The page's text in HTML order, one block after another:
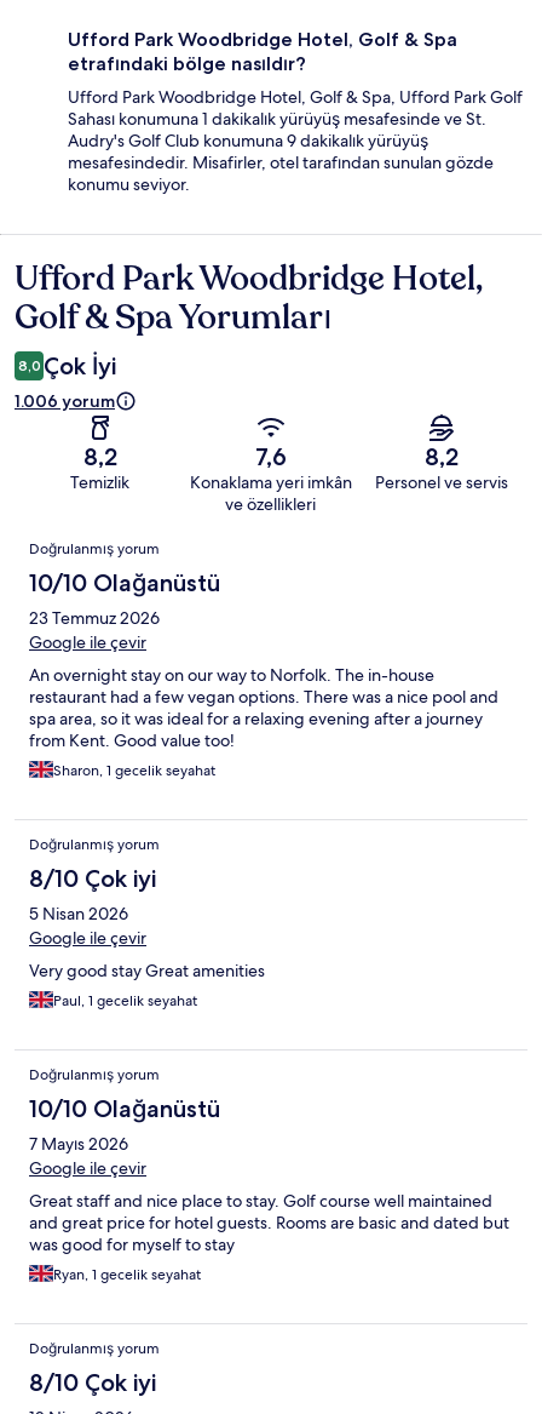
Ufford Park Woodbridge Hotel, Golf & Spa
etrafındaki bölge nasıldır?
Ufford Park Woodbridge Hotel, Golf & Spa, Ufford Park Golf
Sahası konumuna 1 dakikalık yürüyüş mesafesinde ve St.
Audry's Golf Club konumuna 9 dakikalık yürüyüş
mesafesindedir. Misafirler, otel tarafından sunulan gözde
konumu seviyor.
Yorumlar
Ufford Park Woodbridge Hotel,
Golf & Spa Yorumları
8,0 Çok İyi
1.006 yorum
8,2
Temizlik
7,6
Konaklama yeri imkân
ve özellikleri
8,2
Personel ve servis
Yorumlar
Doğrulanmış yorum
10/10 Olağanüstü
23 Temmuz 2026
Google ile çevir
An overnight stay on our way to Norfolk. The in-house
restaurant had a few vegan options. There was a nice pool and
spa area, so it was ideal for a relaxing evening after a journey
from Kent. Good value too!
Sharon, 1 gecelik seyahat
Doğrulanmış yorum
8/10 Çok iyi
5 Nisan 2026
Google ile çevir
Very good stay Great amenities
Paul, 1 gecelik seyahat
Doğrulanmış yorum
10/10 Olağanüstü
7 Mayıs 2026
Google ile çevir
Great staff and nice place to stay. Golf course well maintained
and great price for hotel guests. Rooms are basic and dated but
was good for myself to stay
Ryan, 1 gecelik seyahat
Doğrulanmış yorum
8/10 Çok iyi